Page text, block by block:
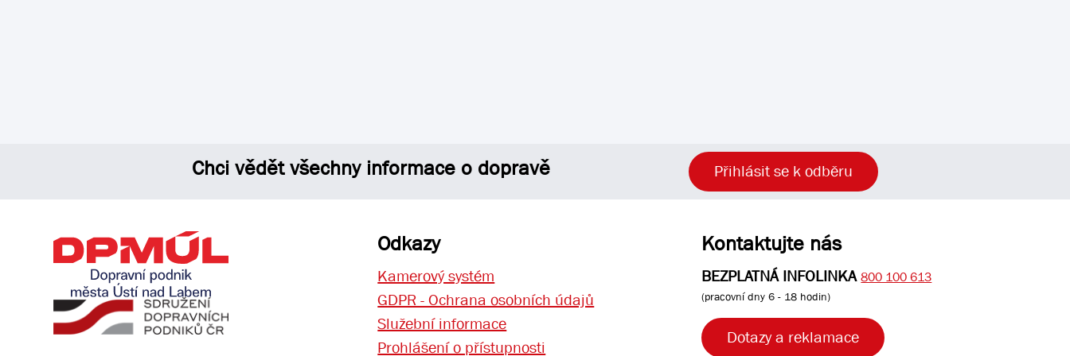
Chci vědět všechny informace o dopravě Přihlásit se k odběru
Odkazy
Kamerový systém
GDPR - Ochrana osobních údajů
Služební informace
Prohlášení o přístupnosti
Kontaktujte nás
BEZPLATNÁ INFOLINKA 800 100 613
(pracovní dny 6 - 18 hodin)
Dotazy a reklamace